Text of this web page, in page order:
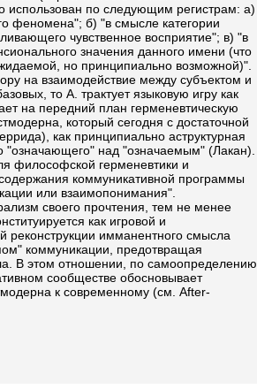
использован по следующим регистрам: а)
феномена"; б) "в смысле категории
чувственное восприятие"; в) "в
значения данного имени (что
но принципиально возможной)".
на взаимодействие между субъектом и
то А. трактует языковую игру как
на передний план герменевтическую
который сегодня с достаточной
как принципиально аструктурная
"означающего" над "означаемым" (Лакан).
философской герменевтики и
коммуникативной программы
или взаимопонимания".
своего прочтения, тем не менее
как игровой и
реконструкции имманентного смысла
коммуникации, предотвращая
В этом отношении, по самоопределению
сообществе обосновывает
к современному (см. After-